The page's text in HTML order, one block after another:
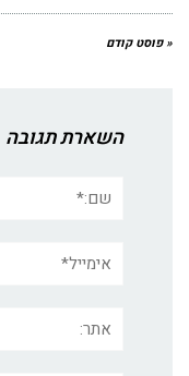
« פוסט קודם
השארת תגובה